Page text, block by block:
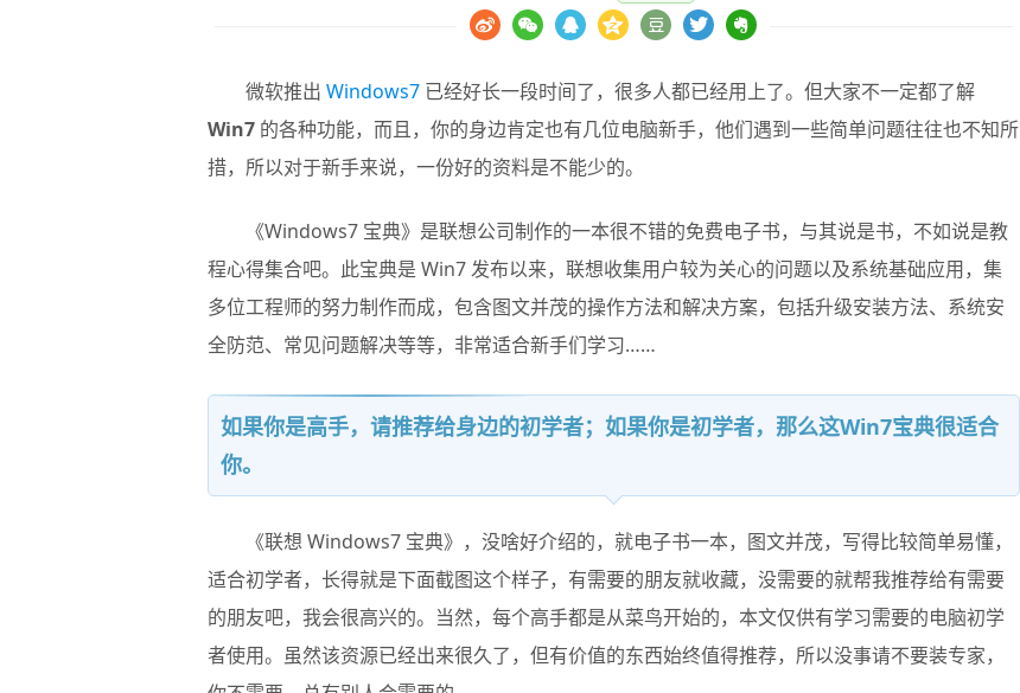
微软推出 Windows7已经好长一段时间了，很多人都已经用上了。但大家不一定都了解
Win7的各种功能，而且，你的身边肯定也有几位电脑新手，他们遇到一些简单问题往往也不知所
措，所以对于新手来说，一份好的资料是不能少的。
《Windows7 宝典》是联想公司制作的一本很不错的免费电子书，与其说是书，不如说是教
程心得集合吧。此宝典是 Win7 发布以来，联想收集用户较为关心的问题以及系统基础应用，集
多位工程师的努力制作而成，包含图文并茂的操作方法和解决方案，包括升级安装方法、系统安
全防范、常见问题解决等等，非常适合新手们学习……
如果你是高手，请推荐给身边的初学者；如果你是初学者，那么这Win7宝典很适合
你。
《联想 Windows7 宝典》，没啥好介绍的，就电子书一本，图文并茂，写得比较简单易懂，
适合初学者，长得就是下面截图这个样子，有需要的朋友就收藏，没需要的就帮我推荐给有需要
的朋友吧，我会很高兴的。当然，每个高手都是从菜鸟开始的，本文仅供有学习需要的电脑初学
者使用。虽然该资源已经出来很久了，但有价值的东西始终值得推荐，所以没事请不要装专家，